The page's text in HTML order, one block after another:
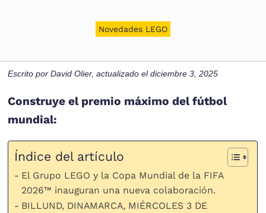
Novedades LEGO
Escrito porDavid Olier, actualizado eldiciembre 3, 2025
Construye el premio máximo del fútbol
mundial:
Índice del artículo
El Grupo LEGO y la Copa Mundial de la FIFA
2026™ inauguran una nueva colaboración.
BILLUND, DINAMARCA, MIÉRCOLES 3 DE